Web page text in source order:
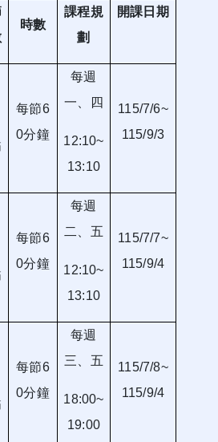
時數
課程規
劃
開課日期
每節6
0分鐘
每週
一、四
12:10~
13:10
115/7/6~
115/9/3
每節6
0分鐘
每週
二、五
12:10~
13:10
115/7/7~
115/9/4
每節6
0分鐘
每週
三、五
18:00~
19:00
115/7/8~
115/9/4